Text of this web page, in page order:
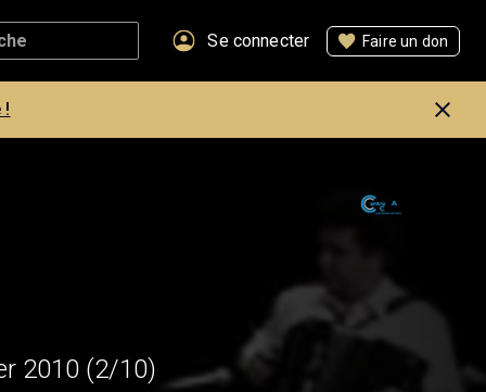
Se connecter Faire un don
!
2010 (2/10)